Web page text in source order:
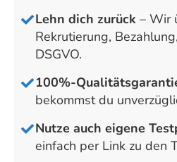
Lehn dich zurück – Wir
Rekrutierung,
DSGVO.
100%-
bekommst du
Nutze auch eigene
einfach per Link zu den